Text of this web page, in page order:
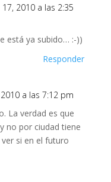
2010 a las 2:35
está ya subido… :-))
Responder
a las 7:12 pm
La verdad es que
no por ciudad tiene
si en el futuro